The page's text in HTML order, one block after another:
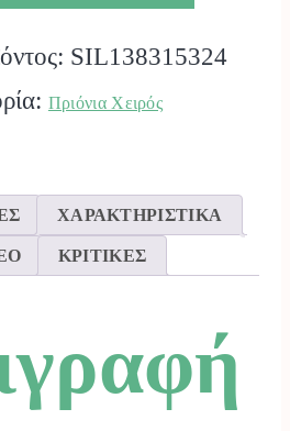
SIL138315324
Πριόνια Χειρός
ΧΑΡΑΚΤΗΡΙΣΤΙΚΑ
ΚΡΙΤΙΚΕΣ